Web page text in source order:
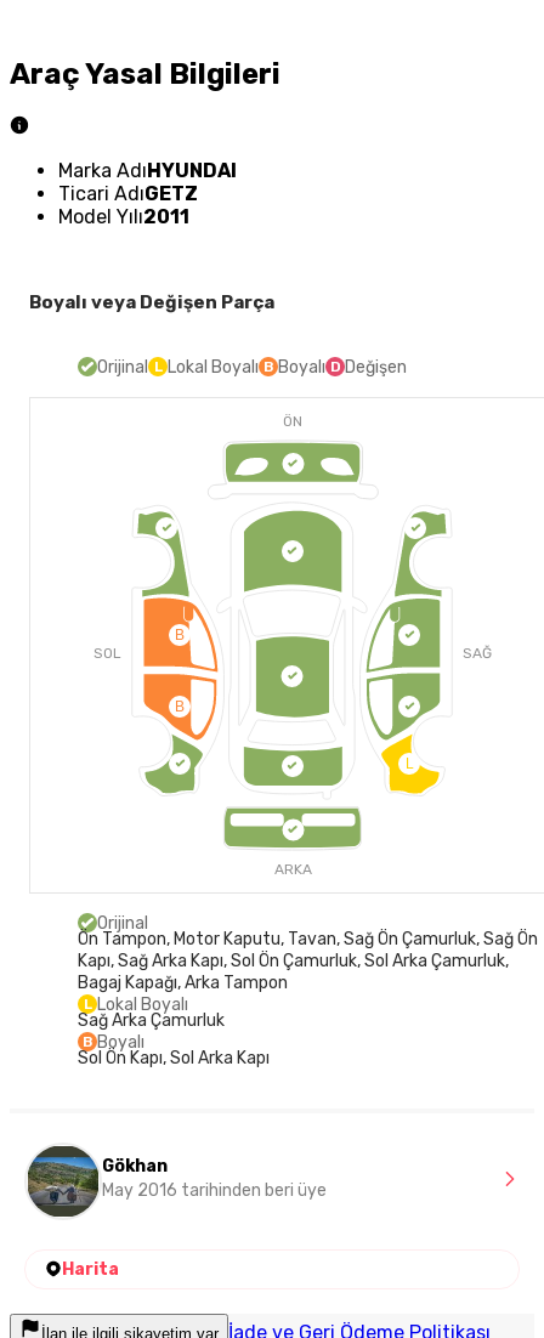
Araç Yasal Bilgileri
Marka AdıHYUNDAI
Ticari AdıGETZ
Model Yılı2011
Boyalı veya Değişen Parça
Orijinal L Lokal Boyalı B Boyalı D Değişen
ÖN
SOL
B
B
L
SAĞ
ARKA
Orijinal
Ön Tampon, Motor Kaputu, Tavan, Sağ Ön Çamurluk, Sağ Ön
Kapı, Sağ Arka Kapı, Sol Ön Çamurluk, Sol Arka Çamurluk,
Bagaj Kapağı, Arka Tampon
L Lokal Boyalı
Sağ Arka Çamurluk
B Boyalı
Sol Ön Kapı, Sol Arka Kapı
Gökhan
May 2016 tarihinden beri üye
Harita
İlan ile ilgili şikayetim var İade ve Geri Ödeme Politikası